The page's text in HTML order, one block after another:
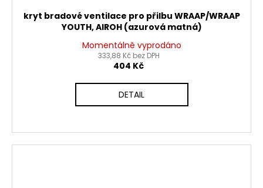
kryt bradové ventilace pro přilbu WRAAP/WRAAP
YOUTH, AIROH (azurová matná)
Momentálně vyprodáno
333,88 Kč bez DPH
404 Kč
DETAIL